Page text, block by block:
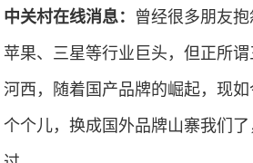
中关村在线消息： 曾经很多朋友
苹果、三星等行业巨头，但正所
河西，随着国产品牌的崛起，现
个个儿，换成国外品牌山寨我们